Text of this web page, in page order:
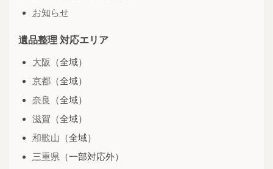
お知らせ
遺品整理 対応エリア
大阪 （全域）
京都（全域）
奈良 （全域）
滋賀 （全域）
和歌山 （全域）
三重県 （一部対応外）